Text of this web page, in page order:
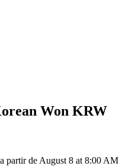
Won KRW
partir de August 8 at 8:00 AM